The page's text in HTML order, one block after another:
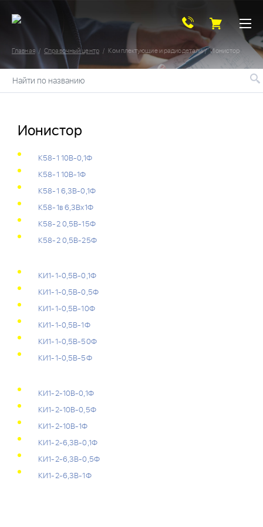
Главная Справочный центр Комплектующие и радиодетали Ионистор
Найти по названию
Ионистор
К58-1 10В-0,1Ф
К58-1 10В-1Ф
К58-1 6,3В-0,1Ф
К58-1в 6,3Вх1Ф
К58-2 0,5В-15Ф
К58-2 0,5В-25Ф
КИ1-1-0,5В-0,1Ф
КИ1-1-0,5В-0,5Ф
КИ1-1-0,5В-10Ф
КИ1-1-0,5В-1Ф
КИ1-1-0,5В-50Ф
КИ1-1-0,5В-5Ф
КИ1-2-10В-0,1Ф
КИ1-2-10В-0,5Ф
КИ1-2-10В-1Ф
КИ1-2-6,3В-0,1Ф
КИ1-2-6,3В-0,5Ф
КИ1-2-6,3В-1Ф